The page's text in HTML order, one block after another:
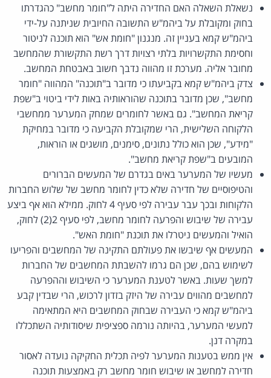
נשאלת השאלה האם החדירה היתה ל"חומר מחשב" כהגדרתו
בחוק ומקובלת על ביהמ"ש התשובה החיובית שניתנה על-ידי
ביהמ"ש קמא בעניין זה. מנגנון "חומת אש" הוא תוכנה לניטור
וחסימת התקשרויות בלתי רצויות דרך רשת התקשורת שהמחשב
מחובר אליה. מערכת זו מהווה נדבך חשוב באבטחת המחשב.
צדק ביהמ"ש קמא בקביעתו כי מדובר ב"תוכנה" המהווה "חומר
מחשב", שכן מדובר בתוכנה שהוראותיה באות לידי ביטוי ב"שפת
קריאת המחשב". גם באשר לחומרים שמחק המערער ממחשבי
הלקוחה השלישית, הרי שמקובלת הקביעה כי מדובר במחיקת
"מידע", שכן הוא כולל נתונים, סימנים, מושגים או הוראות,
המובעים ב"שפת קריאת מחשב".
מעשיו של המערער באים בגדרם של המעשים הברורים
והטיפוסיים של חדירה שלא כדין לחומר מחשב של שלוש החברות
הלקוחות ובכך עבר עבירה לפי סעיף 4 לחוק. ממילא הוא אף ביצע
עבירה של שיבוש והפרעה לחומר מחשב, לפי סעיף 2(2) לחוק,
הואיל והמעשים ניטרלו את תוכנת "חומת האש".
המעשים אף שיבשו את פעולתם התקינה של המחשבים והפריעו
לשימוש בהם, שכן הם גרמו להשבתת המחשבים של החברות
למשך שעות. באשר לטענת המערער כי השיבוש וההפרעה
למחשבים מהווים עבירה של היזק בזדון לרכוש, הרי שבדין קבע
ביהמ"ש קמא כי העבירה שבחוק המחשבים היא המתאימה
למעשי המערער, בהיותה נורמה ספציפית שיסודותיה השתכללו
במקרה דנן.
אין ממש בטענות המערער לפיה תכלית החקיקה נועדה לאסור
חדירה למחשב או שיבוש חומר מחשב רק באמצעות תוכנה